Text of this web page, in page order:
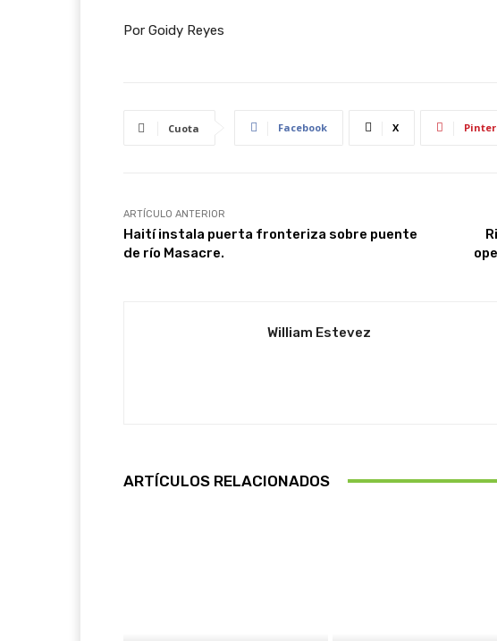
Por Goidy Reyes
Cuota Facebook X
ARTÍCULO ANTERIOR
Haití instala puerta fronteriza sobre puente
de río Masacre.
William Estevez
ARTÍCULOS RELACIONADOS